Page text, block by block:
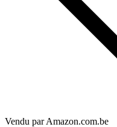
Vendu parAmazon.com.be